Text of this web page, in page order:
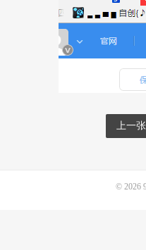
上一张
© 2026